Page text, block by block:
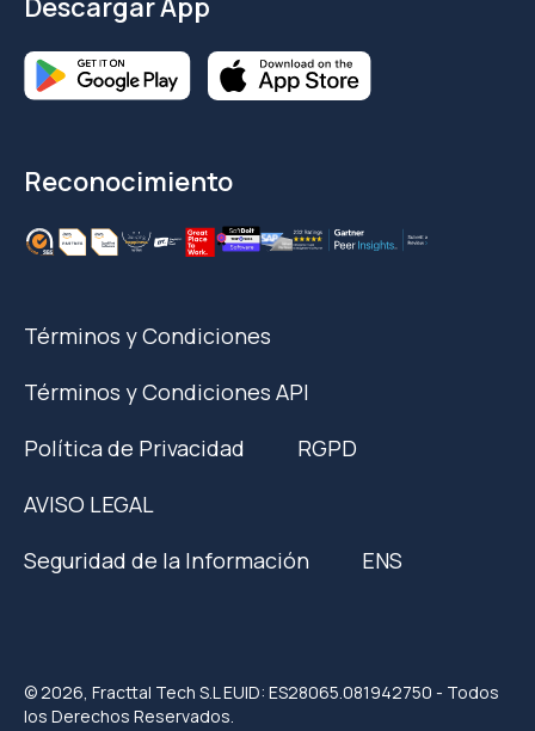
Descargar App
Reconocimiento
Términos y Condiciones
Términos y Condiciones API
Política de Privacidad
RGPD
AVISO LEGAL
Seguridad de la Información
ENS
© 2026, Fracttal Tech S.L EUID: ES28065.081942750 - Todos
los Derechos Reservados.